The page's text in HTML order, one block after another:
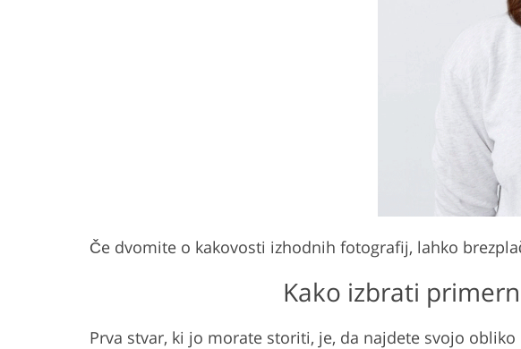
Če dvomite o kakovosti izhodnih fotografij, lahko
Kako izbrati
Prva stvar, ki jo morate storiti, je, da najdete svojo